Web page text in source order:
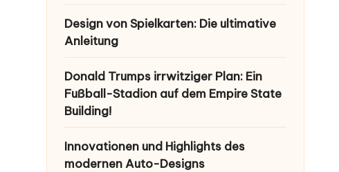
Design von Spielkarten: Die ultimative
Anleitung
Donald Trumps irrwitziger Plan: Ein
Fußball-Stadion auf dem Empire State
Building!
Innovationen und Highlights des
modernen Auto-Designs